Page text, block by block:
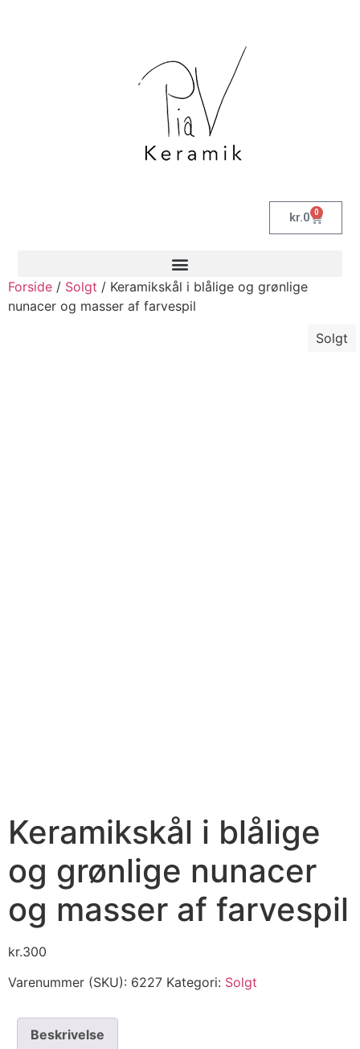
kr.0 0
Forside / Solgt / Keramikskål i blålige og grønlige
nunacer og masser af farvespil
Solgt
Keramikskål i blålige
og grønlige nunacer
og masser af farvespil
kr.300
Varenummer (SKU): 6227 Kategori: Solgt
Beskrivelse